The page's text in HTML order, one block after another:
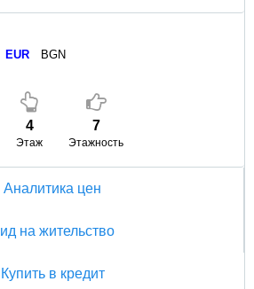
EUR BGN
4
Этаж
7
Этажность
Аналитика цен
на жительство
Купить в кредит